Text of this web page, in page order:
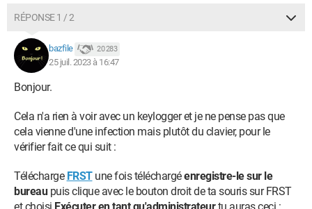
RÉPONSE 1 / 2
bazfile 20 283
25 juil. 2023 à 16:47
Bonjour.
Cela n'a rien à voir avec un keylogger et je ne pense pas que
cela vienne d'une infection mais plutôt du clavier, pour le
vérifier fait ce qui suit :
Télécharge FRSTune fois téléchargéenregistre-le sur le
bureaupuis clique avec le bouton droit de ta souris sur FRST